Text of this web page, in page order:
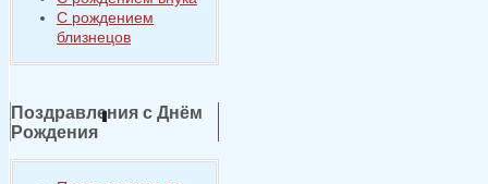
С рождением
близнецов
Поздравления с Днём
Рождения